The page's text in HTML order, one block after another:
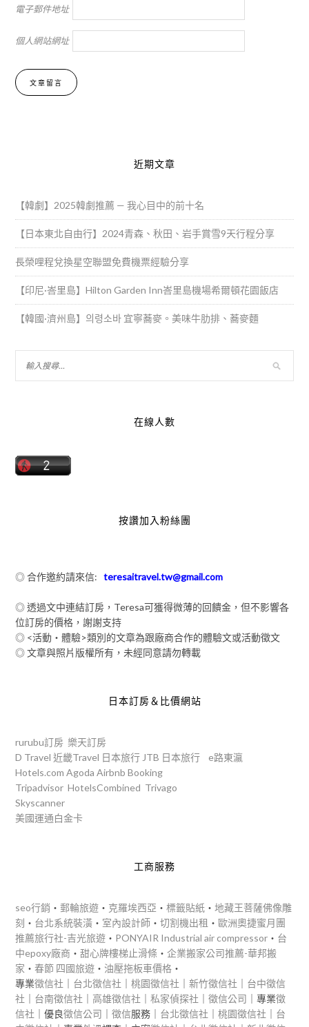
電子郵件地址
個人網站網址
近期文章
【韓劇】2025韓劇推薦 — 我心目中的前十名
【日本東北自由行】2024青森、秋田、岩手賞雪9天行程分享
長榮哩程兌換星空聯盟免費機票經驗分享
【印尼·峇里島】Hilton Garden Inn峇里島機場希爾頓花園飯店
【韓國·濟州島】의령소바 宜寧蕎麥。美味牛肋排、蕎麥麵
在線人數
按讚加入粉絲團
◎ 合作邀約請來信:teresaitravel.tw@gmail.com
◎ 透過文中連結訂房，Teresa可獲得微薄的回饋金，但不影響各
位訂房的價格，謝謝支持
◎ <活動‧體驗>類別的文章為跟廠商合作的體驗文或活動徵文
◎ 文章與照片版權所有，未經同意請勿轉載
日本訂房＆比價網站
rurubu訂房 樂天訂房
D Travel 近畿Travel 日本旅行 JTB 日本旅行
e路東瀛
Hotels.com Agoda Airbnb Booking
Tripadvisor HotelsCombined Trivago
Skyscanner
美國運通白金卡
工商服務
seo行銷 ‧郵輪旅遊 ‧ 克羅埃西亞 ‧標籤貼紙 ‧地藏王菩薩佛像雕
刻 ‧ 台北系統裝潢 ‧ 室內設計師 ‧切割機出租 ‧歐洲奧捷蜜月團
推薦旅行社-吉光旅遊 ‧ PONYAIR Industrial air compressor ‧ 台
中epoxy廠商 ‧甜心牌樓梯止滑條 ‧企業搬家公司推薦-華邦搬
家 ‧春節 四國旅遊 ‧ 油壓拖板車價格 ‧
專業徵信社 台北徵信社 ｜桃園徵信社 ｜新竹徵信社
台中徵信
社
台南徵信社 高雄徵信社 ｜私家偵探社 ｜徵信公司 ｜專業徵
信社 ｜優良徵信公司 ｜徵信服務｜ 台北徵信社 ｜桃園徵信社
台